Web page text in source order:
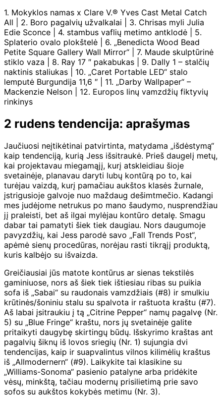
1. Mokyklos namas x Clare V.® Yves Cast Metal Catch
All | 2. Boro pagalvių užvalkalai | 3. Chrisas myli Julia
Edie Sconce | 4. stambus vaflių metimo antklodė | 5.
Splaterio ovalo plokštelė | 6. „Benedicta Wood Bead
Petite Square Gallery Wall Mirror“ | 7. Maude skulptūrinė
stiklo vaza | 8. Ray 17 ″ pakabukas | 9. Dally 1 – stalčių
naktinis staliukas | 10. „Caret Portable LED“ stalo
lemputė Burgundija 11,6 ″ | 11. „Darby Wallpaper“ –
Mackenzie Nelson | 12. Europos linų vamzdžių fiktyvių
rinkinys
2 rudens tendencija: aprašymas
Jaučiuosi neįtikėtinai patvirtinta, matydama „išdėstymą“
kaip tendenciją, kurią Jess išsitraukė. Prieš daugelį metų,
kai projektavau miegamąjį, kurį atskleidiau šioje
svetainėje, planavau daryti lubų kontūrą po to, kai
turėjau vaizdą, kurį pamačiau aukštos klasės žurnale,
įstrigusioje galvoje nuo maždaug dešimtmečio. Kadangi
mes judėjome netrukus po mano šaudymo, nusprendžiau
jį praleisti, bet aš ilgai mylėjau kontūro detalę. Smagu
dabar tai pamatyti šiek tiek daugiau. Nors daugumoje
pavyzdžių, kai Jess parodė savo „Fall Trends Post“,
apėmė sienų procedūras, norėjau rasti tikrąjį produktą,
kuris kalbėjo su išvaizda.
Greičiausiai jūs matote kontūrus ar sienas tekstilės
gaminiuose, nors aš šiek tiek ištiesiau ribas su puikia
sofa iš „Sabai“ su raudonais vamzdžiais (#8) ir smulkiu
krūtinės/šoniniu stalu su spalvota ir raštuota kraštu (#7).
Aš labai įsitraukiu į tą „Citrine Pepper“ namų pagalvę (Nr.
5) su „Blue Fringe“ kraštu, nors jų svetainėje galite
pritaikyti daugybę skirtingų būdų. Išskyrimo kraštas ant
pagalvių šiknų iš lovos sriegių (Nr. 1) sujungia dvi
tendencijas, kaip ir suapvalintus vilnos kilimėlių kraštus
iš „Allmodernern“ (#9). Laikykite tai klasikine su
„Williams-Sonoma“ pasienio patalyne arba pridėkite
vėsų, minkštą, tačiau modernų prisilietimą prie savo
sofos su aukštos kokybės metimu (Nr. 3).